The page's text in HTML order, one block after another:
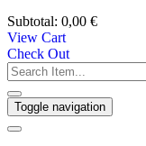
Subtotal: 0,00 €
View Cart
Check Out
Toggle navigation